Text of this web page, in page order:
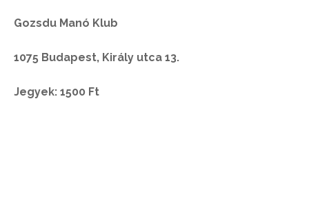
Gozsdu Manó Klub
1075 Budapest, Király utca 13.
Jegyek: 1500 Ft